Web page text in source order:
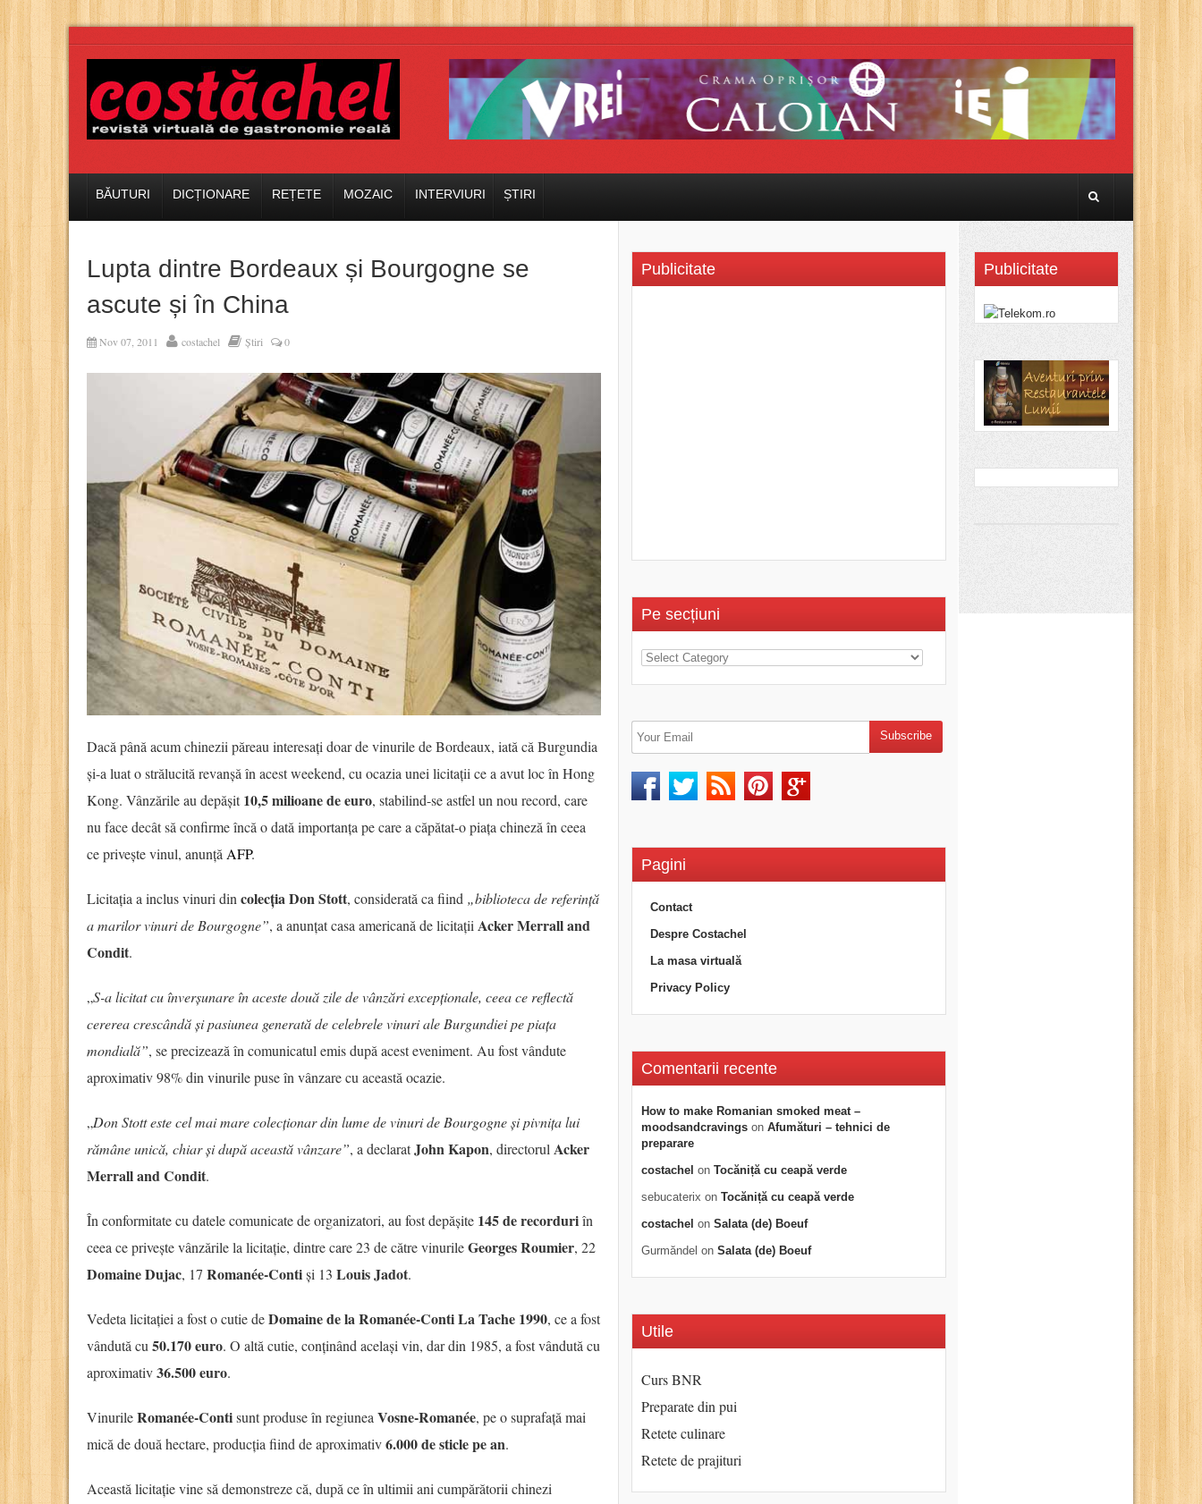
BĂUTURI DICȚIONARE REȚETE MOZAIC INTERVIURI ȘTIRI
Lupta dintre Bordeaux și Bourgogne se
ascute și în China
Nov 07, 2011 costachel Știri 0
Dacă până acum chinezii păreau interesați doar de vinurile de Bordeaux, iată că Burgundia
și-a luat o strălucită revanșă în acest weekend, cu ocazia unei licitații ce a avut loc în Hong
Kong. Vânzările au depășit10,5 milioane de euro, stabilind-se astfel un nou record, care
nu face decât să confirme încă o dată importanța pe care a căpătat-o piața chineză în ceea
ce privește vinul, anunțăAFP.
Licitația a inclus vinuri dincolecția Don Stott, considerată ca fiind „biblioteca de referință
a marilor vinuri de Bourgogne”, a anunțat casa americană de licitațiiAcker Merrall and
Condit.
„S-a licitat cu înverșunare în aceste două zile de vânzări excepționale, ceea ce reflectă
cererea crescândă și pasiunea generată de celebrele vinuri ale Burgundiei pe piața
mondială”, se precizează în comunicatul emis după acest eveniment. Au fost vândute
aproximativ 98% din vinurile puse în vânzare cu această ocazie.
„Don Stott este cel mai mare colecționar din lume de vinuri de Bourgogne și pivnița lui
rămâne unică, chiar și după această vânzare”, a declaratJohn Kapon, directorulAcker
Merrall and Condit.
În conformitate cu datele comunicate de organizatori, au fost depășite 145 de recorduriîn
ceea ce privește vânzările la licitație, dintre care 23 de către vinurileGeorges Roumier, 22
Domaine Dujac, 17 Romanée-Contiși 13 Louis Jadot.
Vedeta licitației a fost o cutie deDomaine de la Romanée-Conti La Tache 1990, ce a fost
vândută cu50.170 euro. O altă cutie, conținând același vin, dar din 1985, a fost vândută cu
aproximativ36.500 euro.
VinurileRomanée-Contisunt produse în regiuneaVosne-Romanée, pe o suprafață mai
mică de două hectare, producția fiind de aproximativ6.000 de sticle pe an.
Această licitație vine să demonstreze că, după ce în ultimii ani cumpărătorii chinezi
Publicitate
Pe secțiuni
Pagini
Contact
Despre Costachel
La masa virtuală
Privacy Policy
Comentarii recente
How to make Romanian smoked meat –
moodsandcravings on Afumături – tehnici de
preparare
costachel on Tocăniță cu ceapă verde
sebucaterix on Tocăniță cu ceapă verde
costachel on Salata (de) Boeuf
Gurmăndel on Salata (de) Boeuf
Utile
Curs BNR
Preparate din pui
Retete culinare
Retete de prajituri
Publicitate